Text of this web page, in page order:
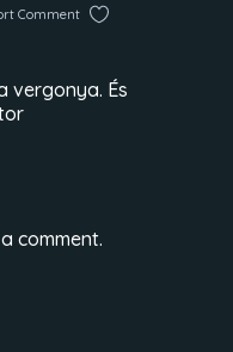
Comment
vergonya. És
comment.